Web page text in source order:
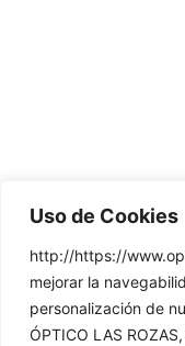
Uso de Cookies
http://https://
mejorar la
personalización de
ÓPTICO LAS